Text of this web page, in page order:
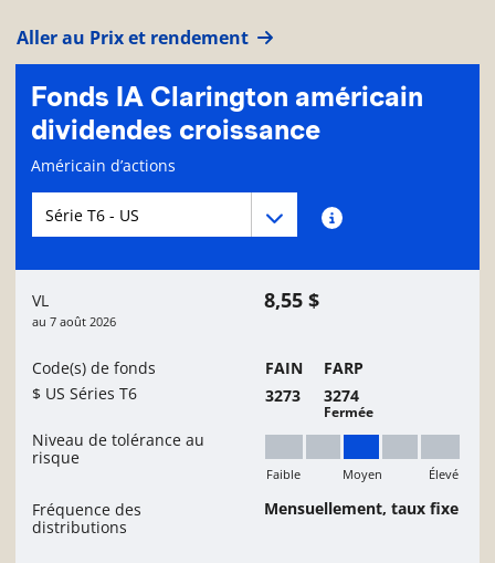
Aller au Prix et rendement
Fonds IA Clarington américain
dividendes croissance
Page d'informations sur le fonds
Américain d’actions
Menu déroulant des séries du Fonds
Menu déroulant des séries du Fonds
VL
au 7 août 2026
8,55 $
Code(s) de fonds
$ US Séries T6
FAIN
FARP
3273
3274
Fermée
Niveau de tolérance au
risque
Moyen
Faible Moyen Élevé
Fréquence des
distributions
Mensuellement, taux fixe